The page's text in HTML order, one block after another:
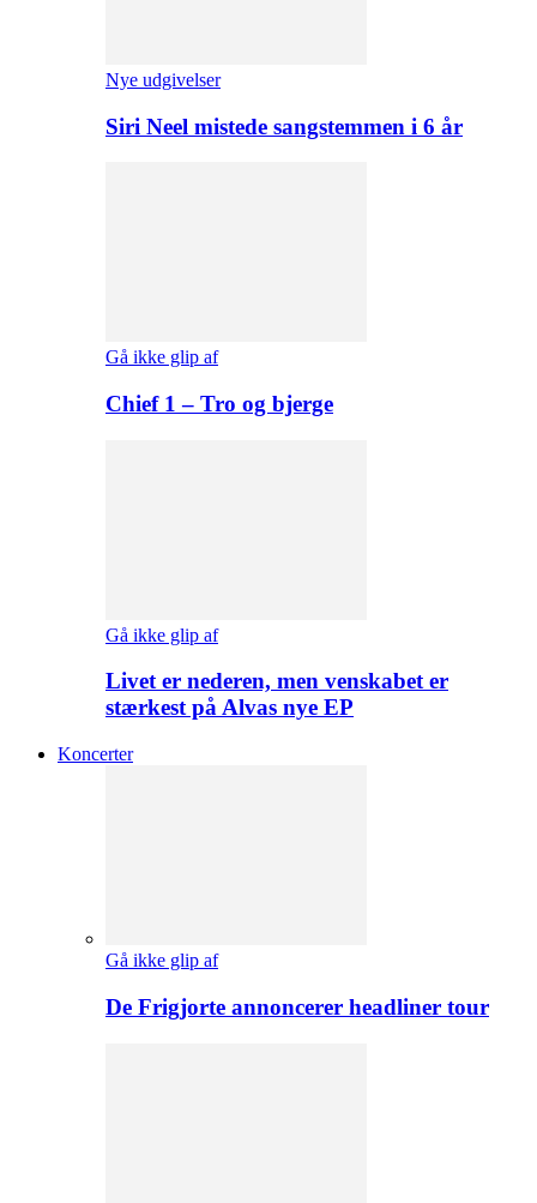
Nye udgivelser
Siri Neel mistede sangstemmen i 6 år
Gå ikke glip af
Chief 1 – Tro og bjerge
Gå ikke glip af
Livet er nederen, men venskabet er
stærkest på Alvas nye EP
Koncerter
Gå ikke glip af
De Frigjorte annoncerer headliner tour